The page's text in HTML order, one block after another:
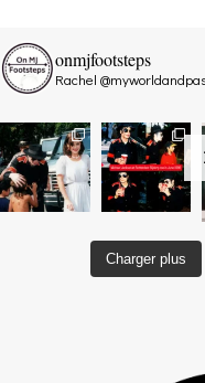
onmjfootsteps
Rachel
Charger plus